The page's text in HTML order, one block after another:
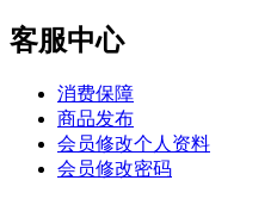
客服中心
消费保障
商品发布
会员修改个人资料
会员修改密码